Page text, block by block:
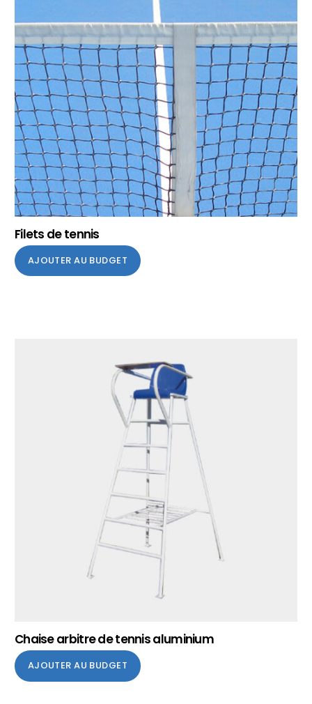
Filets de tennis
AJOUTER AU BUDGET
Chaise arbitre de tennis aluminium
AJOUTER AU BUDGET